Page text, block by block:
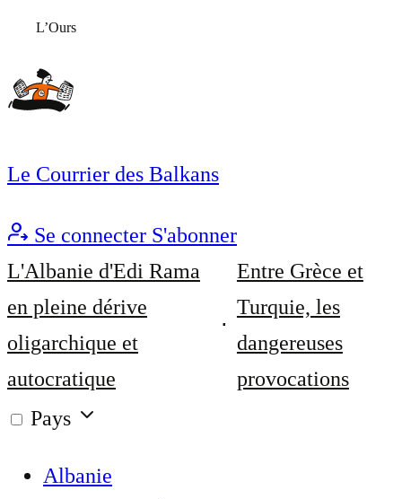
L’Ours
Le Courrier des Balkans
Se connecter S'abonner
L'Albanie d'Edi Rama
en pleine dérive
oligarchique et
autocratique
Entre Grèce et
Turquie, les
dangereuses
provocations
Pays
Albanie